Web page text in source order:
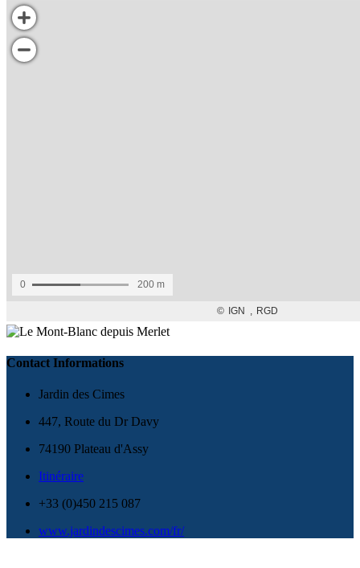
Contact Informations
Jardin des Cimes
447, Route du Dr Davy
74190 Plateau d'Assy
Itinéraire
+33 (0)450 215 087
www.jardindescimes.com/fr/